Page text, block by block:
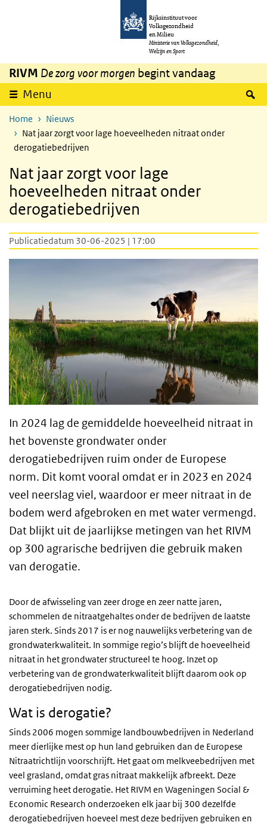
Overslaan en naar de inhoud gaan
Rijksinstituut voor
Volksgezondheid
en Milieu
Ministerie van Volksgezondheid,
Welzijn en Sport
RIVM De zorg voor morgen begint vandaag
Menu
Home
Nieuws
Nat jaar zorgt voor lage hoeveelheden nitraat onder
derogatiebedrijven
Nat jaar zorgt voor lage
hoeveelheden nitraat onder
derogatiebedrijven
Publicatiedatum 30-06-2025 | 17:00
In 2024 lag de gemiddelde hoeveelheid nitraat in
het bovenste grondwater onder
derogatiebedrijven ruim onder de Europese
norm. Dit komt vooral omdat er in 2023 en 2024
veel neerslag viel, waardoor er meer nitraat in de
bodem werd afgebroken en met water vermengd.
Dat blijkt uit de jaarlijkse metingen van het RIVM
op 300 agrarische bedrijven die gebruik maken
van derogatie.
Door de afwisseling van zeer droge en zeer natte jaren,
schommelen de nitraatgehaltes onder de bedrijven de laatste
jaren sterk. Sinds 2017 is er nog nauwelijks verbetering van de
grondwaterkwaliteit. In sommige regio’s blijft de hoeveelheid
nitraat in het grondwater structureel te hoog. Inzet op
verbetering van de grondwaterkwaliteit blijft daarom ook op
derogatiebedrijven nodig.
Wat is derogatie?
Sinds 2006 mogen sommige landbouwbedrijven in Nederland
meer dierlijke mest op hun land gebruiken dan de Europese
Nitraatrichtlijn voorschrijft. Het gaat om melkveebedrijven met
veel grasland, omdat gras nitraat makkelijk afbreekt. Deze
verruiming heet derogatie. Het RIVM en Wageningen Social &
Economic Research onderzoeken elk jaar bij 300 dezelfde
derogatiebedrijven hoeveel mest deze bedrijven gebruiken en